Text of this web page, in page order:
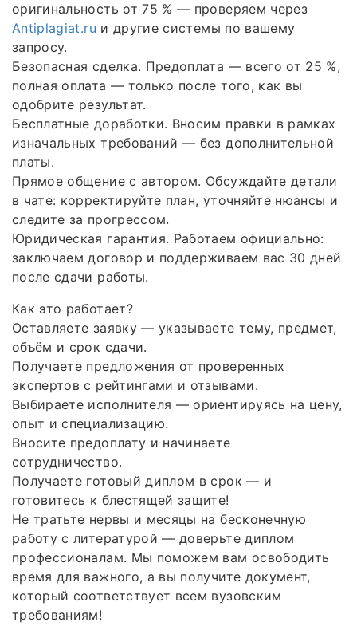
оригинальность от 75 % — проверяем через
Antiplagiat.ru и другие системы по вашему
запросу.
Безопасная сделка. Предоплата — всего от 25 %,
полная оплата — только после того, как вы
одобрите результат.
Бесплатные доработки. Вносим правки в рамках
изначальных требований — без дополнительной
платы.
Прямое общение с автором. Обсуждайте детали
в чате: корректируйте план, уточняйте нюансы и
следите за прогрессом.
Юридическая гарантия. Работаем официально:
заключаем договор и поддерживаем вас 30 дней
после сдачи работы.
Как это работает?
Оставляете заявку — указываете тему, предмет,
объём и срок сдачи.
Получаете предложения от проверенных
экспертов с рейтингами и отзывами.
Выбираете исполнителя — ориентируясь на цену,
опыт и специализацию.
Вносите предоплату и начинаете
сотрудничество.
Получаете готовый диплом в срок — и
готовитесь к блестящей защите!
Не тратьте нервы и месяцы на бесконечную
работу с литературой — доверьте диплом
профессионалам. Мы поможем вам освободить
время для важного, а вы получите документ,
который соответствует всем вузовским
требованиям!